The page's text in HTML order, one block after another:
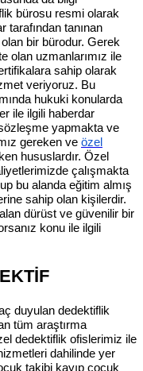
bürosu resmi olarak
tanınan
bir bürodur. Gerek
olan uzmanlarımız ile
sahip olarak
veriyoruz. Bu
hukuki konularda
ile ilgili haberdar
yapmakta ve
gereken ve özel
hususlardır. Özel
çalışmakta
bu alanda eğitim almış
sahip olan kişilerdir.
dürüst ve güvenilir bir
konu ile ilgili
duyulan dedektiflik
tüm araştırma
dedektiflik ofislerimiz ile
dahilinde yer
takibi kayıp çocuk